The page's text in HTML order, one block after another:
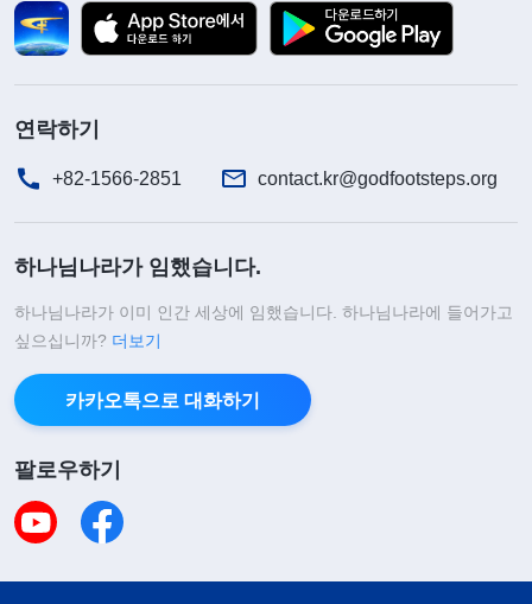
연락하기
+82-1566-2851 contact.kr@godfootsteps.org
하나님나라가 임했습니다.
하나님나라가 이미 인간 세상에 임했습니다. 하나님나라에 들어가고
싶으십니까? 더보기
카카오톡으로 대화하기
팔로우하기